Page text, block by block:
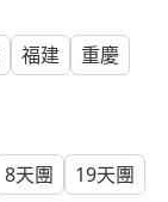
福建
重慶
8天團 19天團